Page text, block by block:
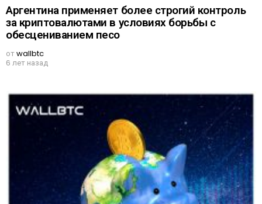
Аргентина применяет более строгий контроль
за криптовалютами в условиях борьбы с
обесцениванием песо
отwallbtc
6 лет назад